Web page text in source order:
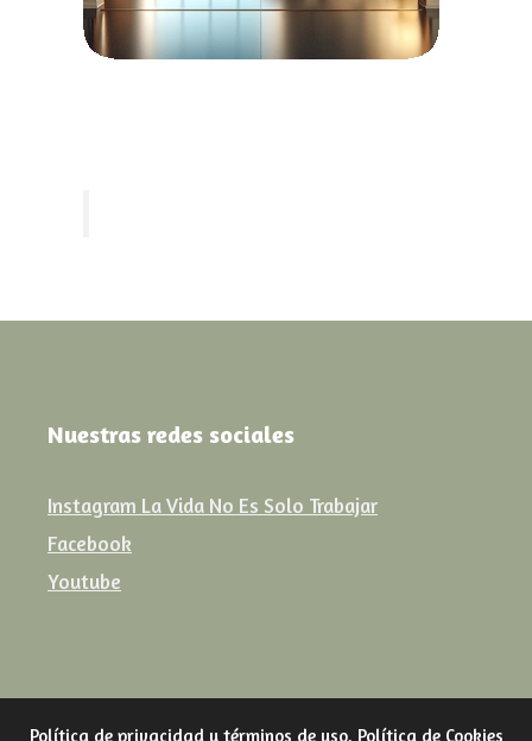
Nuestras redes sociales
Instagram La Vida No Es Solo Trabajar
Facebook
Youtube
Política de privacidad y términos de uso, Política de Cookies